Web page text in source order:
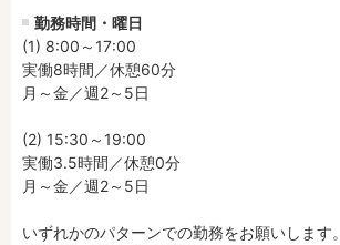
勤務時間・曜日
(1) 8:00～17:00
実働8時間／休憩60分
月～金／週2～5日
(2) 15:30～19:00
実働3.5時間／休憩0分
月～金／週2～5日
いずれかのパターンでの勤務をお願いします。